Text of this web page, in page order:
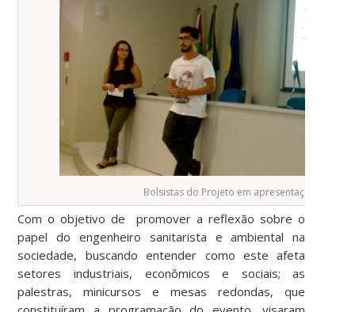
Bolsistas do Projeto em apresentação na IV
Com o objetivo de promover a reflexão sobre o
papel do engenheiro sanitarista e ambiental na
sociedade, buscando entender como este afeta
setores industriais, econômicos e sociais; as
palestras, minicursos e mesas redondas, que